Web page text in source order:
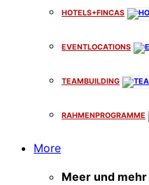
HOTELS+FINCAS
EVENTLOCATIONS
TEAMBUILDING
RAHMENPROGRAMME
More
Meer und mehr